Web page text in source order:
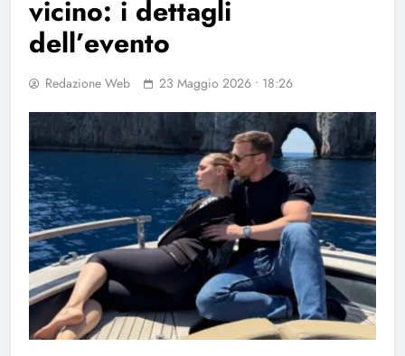
vicino: i dettagli
dell’evento
Redazione Web 23 Maggio 2026 • 18:26